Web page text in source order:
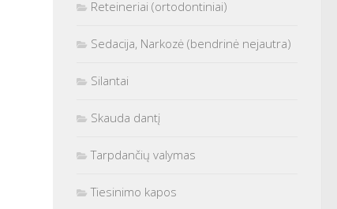
Reteineriai (ortodontiniai)
Sedacija, Narkozė (bendrinė nejautra)
Silantai
Skauda dantį
Tarpdančių valymas
Tiesinimo kapos